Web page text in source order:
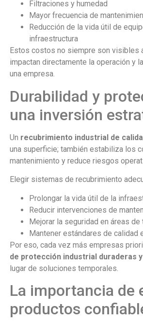
Filtraciones y humedad
Mayor frecuencia de
Reducción de la vida útil de
infraestructura
Estos costos no siempre son visibles
impactan directamente la operación y
una empresa.
Durabilidad y
una inversión
Un recubrimiento industrial de
una superficie; también estabiliza los
mantenimiento y reduce riesgos
Elegir sistemas de recubrimiento
Prolongar la vida útil de la
Reducir intervenciones de
Mejorar la seguridad en áreas de
Mantener estándares de calidad
Por eso, cada vez más empresas
de protección industrial duraderas
lugar de soluciones temporales.
La importancia de
productos